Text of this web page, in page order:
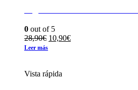
0 out of 5
28,90€ El
28,90€.
10,90€El
Leer más
Vista rápida